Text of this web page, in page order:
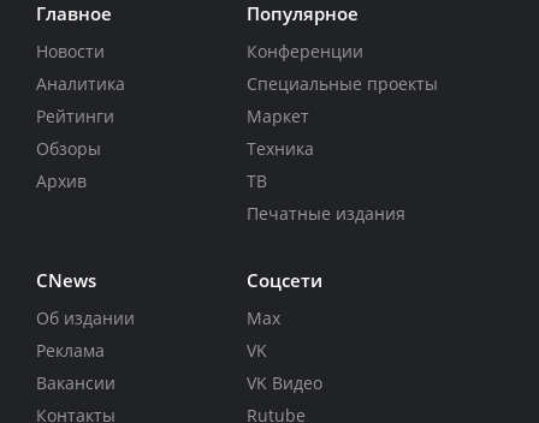
Главное
Новости
Аналитика
Рейтинги
Обзоры
Архив
Популярное
Конференции
Специальные проекты
Маркет
Техника
ТВ
Печатные издания
CNews
Об издании
Реклама
Вакансии
Контакты
Соцсети
Max
VK
VK Видео
Rutube